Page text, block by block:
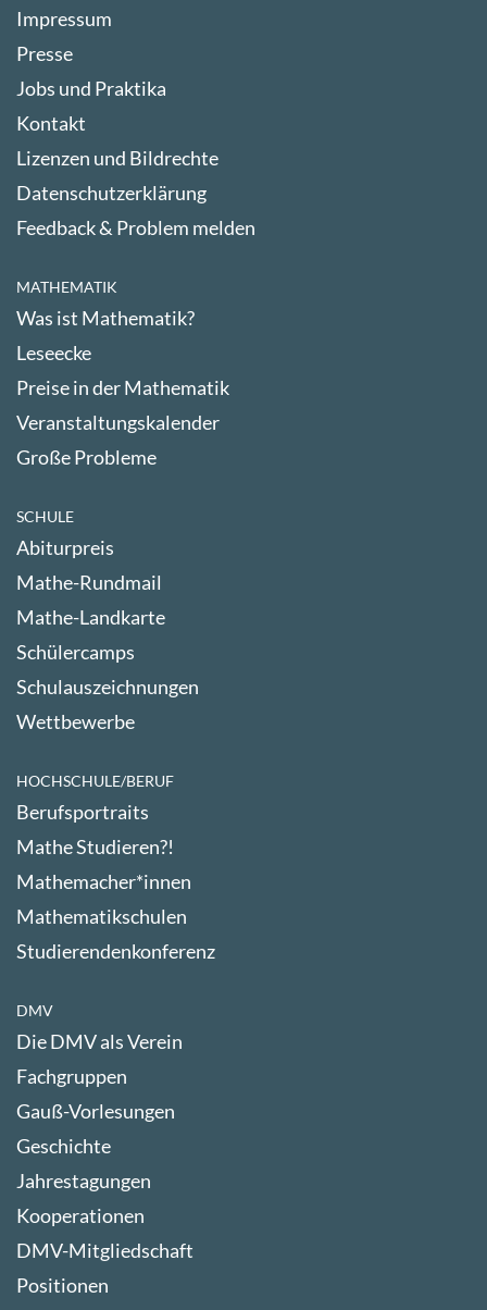
Impressum
Presse
Jobs und Praktika
Kontakt
Lizenzen und Bildrechte
Datenschutzerklärung
Feedback & Problem melden
MATHEMATIK
Was ist Mathematik?
Leseecke
Preise in der Mathematik
Veranstaltungskalender
Große Probleme
SCHULE
Abiturpreis
Mathe-Rundmail
Mathe-Landkarte
Schülercamps
Schulauszeichnungen
Wettbewerbe
HOCHSCHULE/BERUF
Berufsportraits
Mathe Studieren?!
Mathemacher*innen
Mathematikschulen
Studierendenkonferenz
DMV
Die DMV als Verein
Fachgruppen
Gauß-Vorlesungen
Geschichte
Jahrestagungen
Kooperationen
DMV-Mitgliedschaft
Positionen